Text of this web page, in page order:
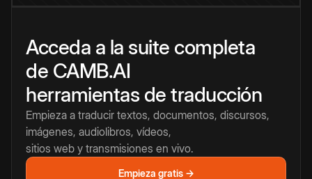
Acceda a la suite completa
de CAMB.AI
herramientas de traducción
Empieza a traducir textos, documentos, discursos,
imágenes, audiolibros, vídeos,
sitios web y transmisiones en vivo.
Empieza gratis →